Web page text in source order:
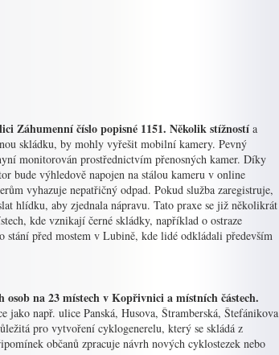
Záhumenní číslo popisné 1151. Několik stížností a
skládku, by mohly vyřešit mobilní kamery. Pevný
monitorován prostřednictvím přenosných kamer. Díky
bude výhledově napojen na stálou kameru v online
vyhazuje nepatřičný odpad. Pokud služba zaregistruje,
hlídku, aby zjednala nápravu. Tato praxe se již několikrát
kde vznikají černé skládky, například o ostraze
stání před mostem v Lubině, kde lidé odkládali především
na 23 místech v Kopřivnici a místních částech.
např. ulice Panská, Husova, Štramberská, Štefánikova
pro vytvoření cyklogenerelu, který se skládá z
občanů zpracuje návrh nových cyklostezek nebo